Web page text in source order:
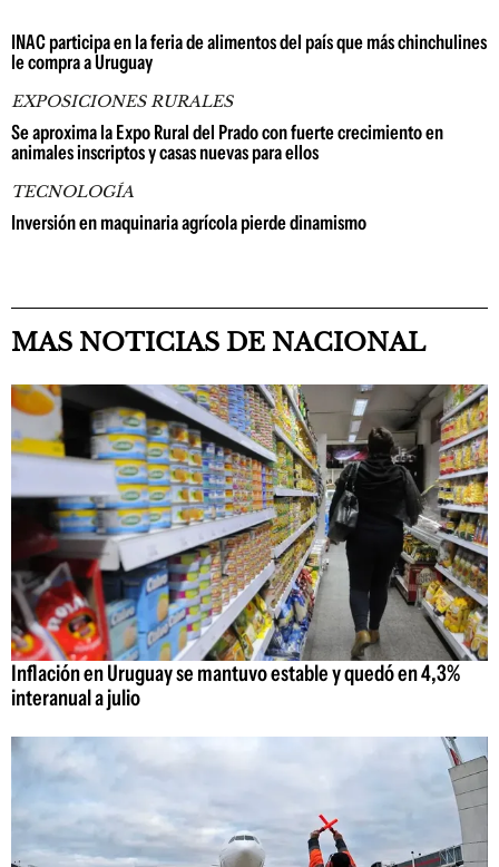
INAC participa en la feria de alimentos del país que más chinchulines
le compra a Uruguay
EXPOSICIONES RURALES
Se aproxima la Expo Rural del Prado con fuerte crecimiento en
animales inscriptos y casas nuevas para ellos
TECNOLOGÍA
Inversión en maquinaria agrícola pierde dinamismo
MAS NOTICIAS DE NACIONAL
Inflación en Uruguay se mantuvo estable y quedó en 4,3%
interanual a julio